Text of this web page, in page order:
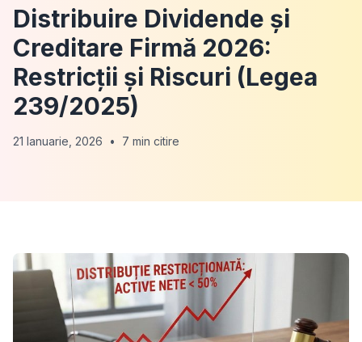
Distribuire Dividende și
Creditare Firmă 2026:
Restricții și Riscuri (Legea
239/2025)
21 Ianuarie, 2026 • 7 min citire